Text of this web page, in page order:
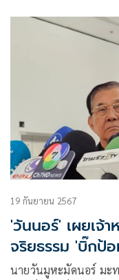
19 กันยายน 2567
'วันนอร์' เผยเจ้
จริยธรรม 'บิ๊กป้อ
ประชุม
นายวันมูหะมัดนอร์ มะ